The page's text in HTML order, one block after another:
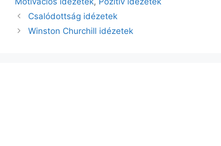
Csalódottság idézetek
Winston Churchill idézetek